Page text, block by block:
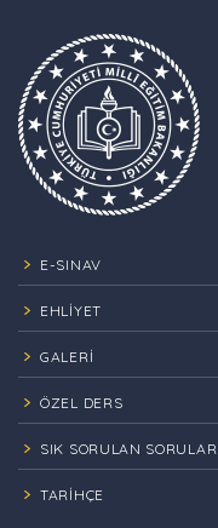
E-SINAV
EHLİYET
GALERİ
ÖZEL DERS
SIK SORULAN SORULAR
TARIHÇE